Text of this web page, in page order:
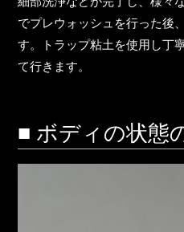
でプレウォッシュを行った後
す。トラップ粘土を使用し丁
て行きます。
■ ボディの状態